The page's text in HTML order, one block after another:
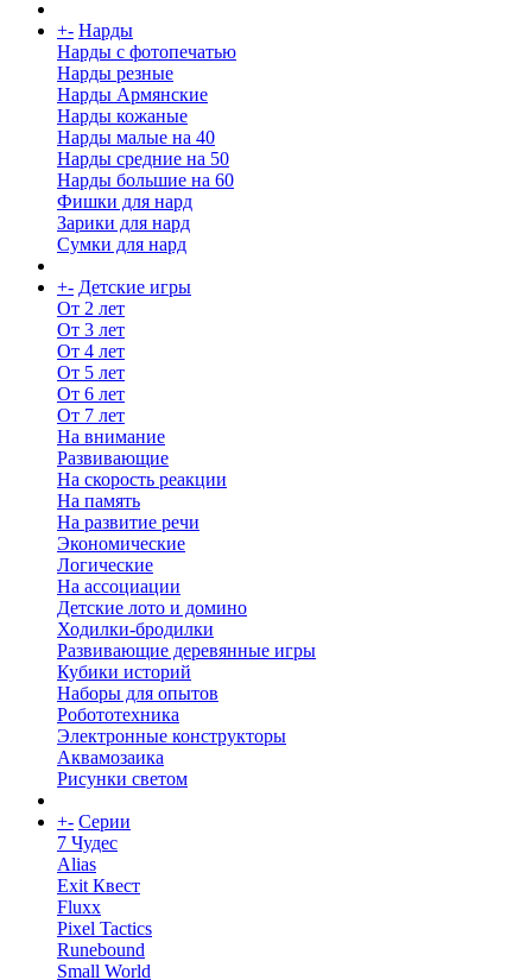
+- Нарды
Нарды с фотопечатью
Нарды резные
Нарды Армянские
Нарды кожаные
Нарды малые на 40
Нарды средние на 50
Нарды большие на 60
Фишки для нард
Зарики для нард
Сумки для нард
+- Детские игры
От 2 лет
От 3 лет
От 4 лет
От 5 лет
От 6 лет
От 7 лет
На внимание
Развивающие
На скорость реакции
На память
На развитие речи
Экономические
Логические
На ассоциации
Детские лото и домино
Ходилки-бродилки
Развивающие деревянные игры
Кубики историй
Наборы для опытов
Робототехника
Электронные конструкторы
Аквамозаика
Рисунки светом
+- Серии
7 Чудес
Alias
Exit Квест
Fluxx
Pixel Tactics
Runebound
Small World